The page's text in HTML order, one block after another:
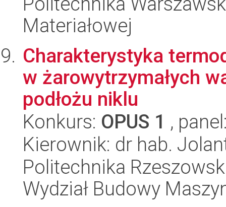
Materiałowej
Charakterystyka
w żarowytrzymałych
podłożu niklu
Konkurs: OPUS 1 ,
Kierownik: dr hab.
Politechnika
Wydział Budowy